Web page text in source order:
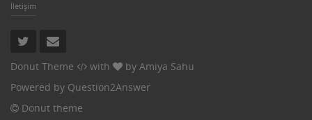
İletişim
Donut Theme with by Amiya Sahu
Powered by Question2Answer
Donut theme